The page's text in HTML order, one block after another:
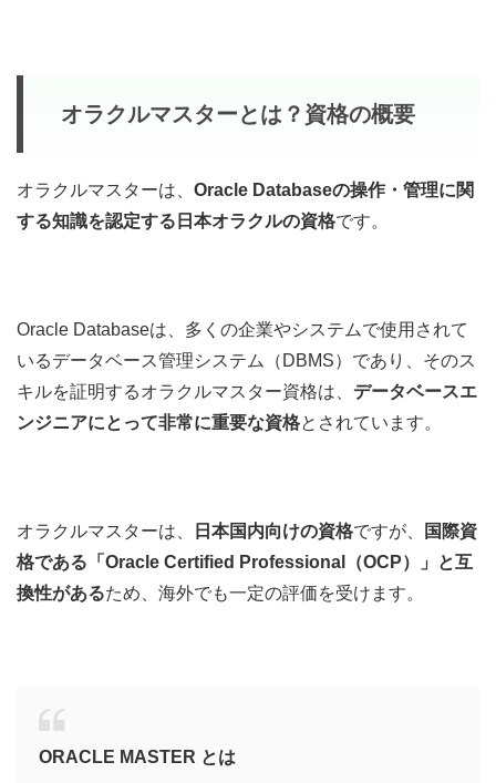
オラクルマスターとは？資格の概要
オラクルマスターは、 Oracle Databaseの操作・管理に関
する知識を認定する日本オラクルの資格です。
Oracle Databaseは、多くの企業やシステムで使用されて
いるデータベース管理システム（DBMS）であり、そのス
キルを証明するオラクルマスター資格は、 データベースエ
ンジニアにとって非常に重要な資格とされています。
オラクルマスターは、 日本国内向けの資格ですが、
国際資
格である「Oracle Certified Professional（OCP）」と互
換性があるため、海外でも一定の評価を受けます。
ORACLE MASTER とは